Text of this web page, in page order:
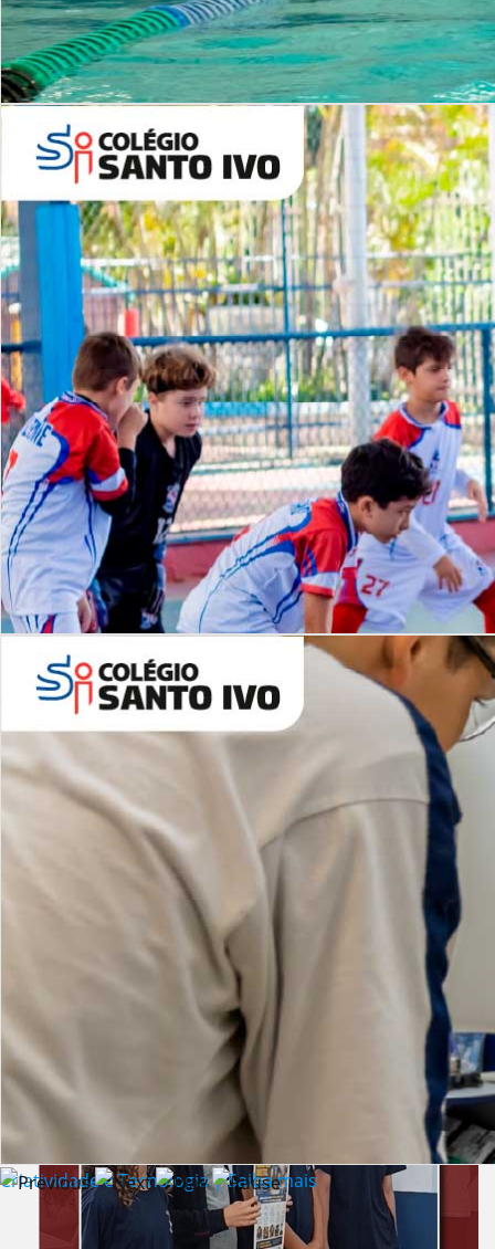
Período Integral | Saiba mais
Desafios | Saiba mais
Criatividade e Tecnologia | Saiba mais
Lista de vídeos
NOSSOCANAL